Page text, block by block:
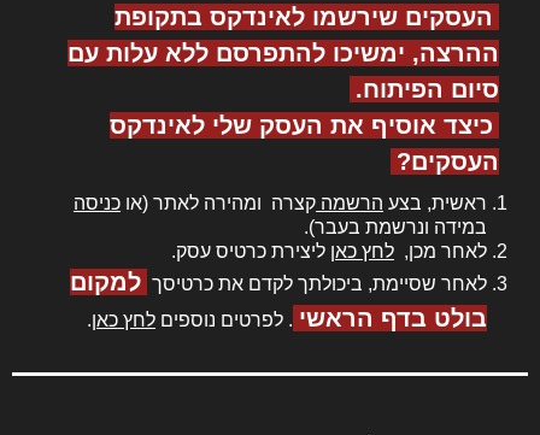
העסקים שירשמו לאינדקס בתקופת
ההרצה, ימשיכו להתפרסם ללא עלות עם
סיום הפיתוח.
כיצד אוסיף את העסק שלי לאינדקס
העסקים?
ראשית, בצע הרשמה קצרה ומהירה לאתר (או כניסה
במידה ונרשמת בעבר).
לאחר מכן, לחץ כאן ליצירת כרטיס עסק.
לאחר שסיימת, ביכולתך לקדם את כרטיסך למקום
בולט בדף הראשי . לפרטים נוספים לחץ כאן.